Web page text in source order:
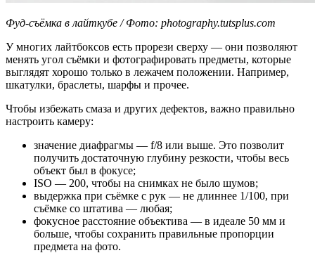
Фуд-съёмка в лайткубе / Фото: photography.tutsplus.com
У многих лайтбоксов есть прорези сверху — они позволяют
менять угол съёмки и фотографировать предметы, которые
выглядят хорошо только в лежачем положении. Например,
шкатулки, браслеты, шарфы и прочее.
Чтобы избежать смаза и других дефектов, важно правильно
настроить камеру:
значение диафрагмы — f/8 или выше. Это позволит
получить достаточную глубину резкости, чтобы весь
объект был в фокусе;
ISO — 200, чтобы на снимках не было шумов;
выдержка при съёмке с рук — не длиннее 1/100, при
съёмке со штатива — любая;
фокусное расстояние объектива — в идеале 50 мм и
больше, чтобы сохранить правильные пропорции
предмета на фото.